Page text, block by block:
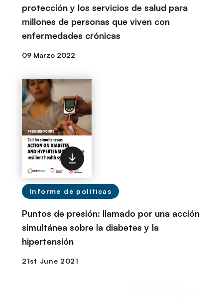
protección y los servicios de salud para
millones de personas que viven con
enfermedades crónicas
09 Marzo 2022
Informe de políticas
Puntos de presión: llamado por una acción
simultánea sobre la diabetes y la
hipertensión